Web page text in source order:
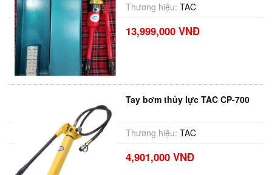
Thương hiệu: TAC
13,999,000 VNĐ
Tay bơm thủy lực TAC CP-700
Thương hiệu: TAC
4,901,000 VNĐ